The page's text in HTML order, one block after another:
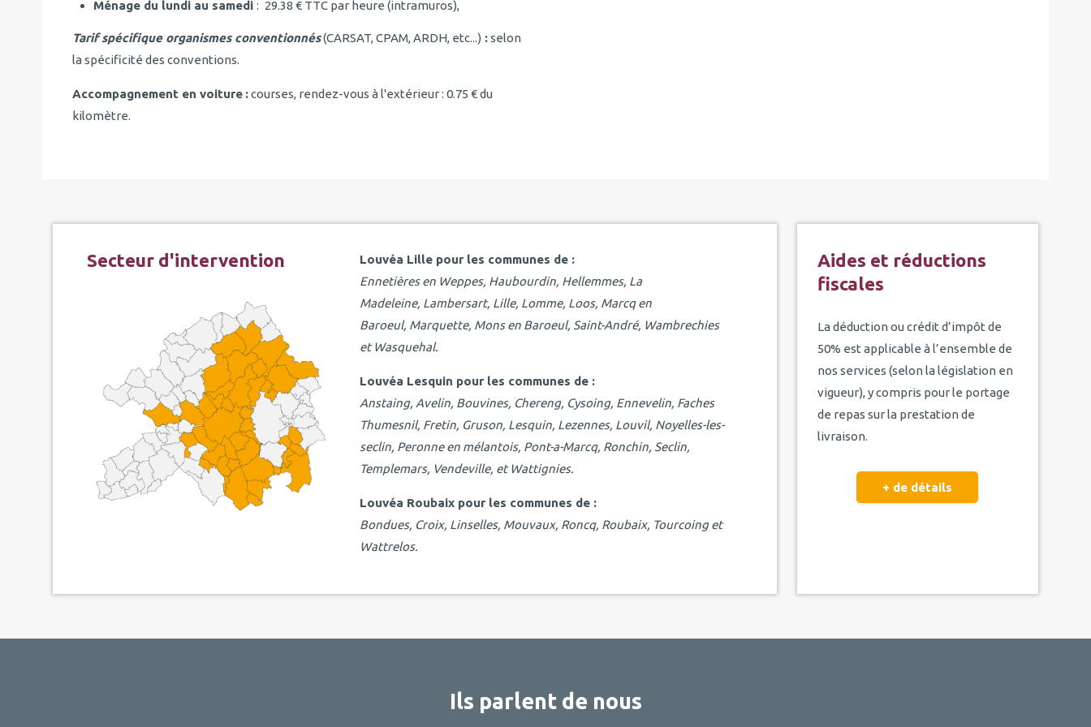
Ménage du lundi au samedi : 29.38 € TTC par heure (intramuros),
Tarif spécifique organismes conventionnés(CARSAT, CPAM, ARDH, etc...) :selon
la spécificité des conventions.
Accompagnement en voiture :courses, rendez-vous à l'extérieur : 0.75 € du
kilomètre.
Secteur d'intervention
Louvéa Lille pour les communes de :
Ennetières en Weppes, Haubourdin, Hellemmes, La
Madeleine, Lambersart, Lille, Lomme, Loos, Marcq en
Baroeul, Marquette, Mons en Baroeul, Saint-André, Wambrechies
et Wasquehal.
Louvéa Lesquin pour les communes de :
Anstaing, Avelin, Bouvines, Chereng, Cysoing, Ennevelin, Faches
Thumesnil, Fretin, Gruson, Lesquin, Lezennes, Louvil, Noyelles-les-
seclin, Peronne en mélantois, Pont-a-Marcq, Ronchin, Seclin,
Templemars, Vendeville, et Wattignies.
Louvéa Roubaix pour les communes de :
Bondues, Croix, Linselles, Mouvaux, Roncq, Roubaix, Tourcoing et
Wattrelos.
Aides et réductions
fiscales
La déduction ou crédit d’impôt de
50% est applicable à l’ensemble de
nos services (selon la législation en
vigueur), y compris pour le portage
de repas sur la prestation de
livraison.
+ de détails
Ils parlent de nous